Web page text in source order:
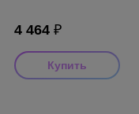
4 464 ₽